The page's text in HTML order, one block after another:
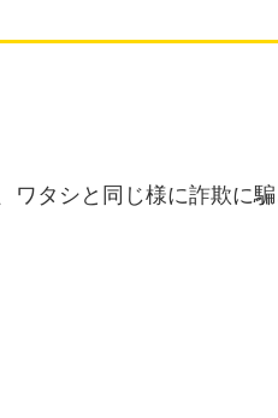
ワタシと同じ様に詐欺に